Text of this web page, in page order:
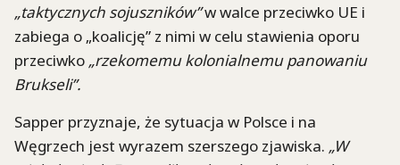
„taktycznych sojuszników”w walce przeciwko UE i
zabiega o „koalicję” z nimi w celu stawienia oporu
przeciwko „rzekomemu kolonialnemu panowaniu
Brukseli”.
Sapper przyznaje, że sytuacja w Polsce i na
Węgrzech jest wyrazem szerszego zjawiska. „W